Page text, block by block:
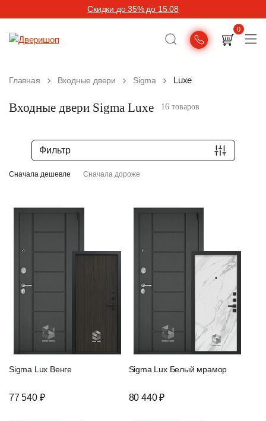
Скидки до 35% до 15.08
0
Главная Входные двери Sigma Luxe
Входные двери Sigma Luxe 16 товаров
Фильтр
Сначала дешевле Сначала дороже
Sigma Lux Венге
77 540 ₽
Sigma Lux Белый мрамор
80 440 ₽